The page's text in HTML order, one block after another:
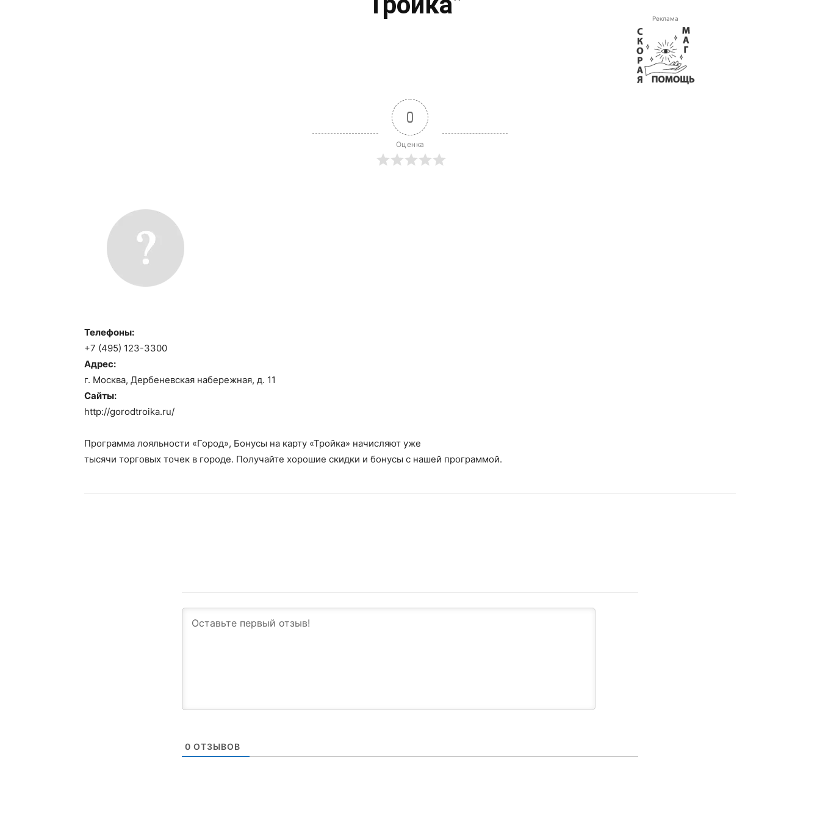
Реклама
0
Оценка
Телефоны:
+7 (495) 123-3300
Адрес:
г. Москва, Дербеневская набережная, д. 11
Сайты:
http://gorodtroika.ru/
Программа лояльности «Город», Бонусы на карту «Тройка» начисляют уже
тысячи торговых точек в городе. Получайте хорошие скидки и бонусы с нашей программой.
0 ОТЗЫВОВ